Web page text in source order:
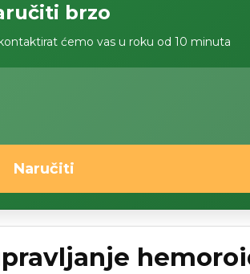
brzo
ćemo vas u roku od 10 minuta
Naručiti